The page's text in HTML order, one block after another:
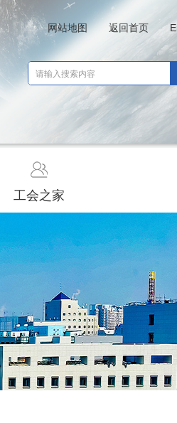
网站地图 返回首页
工会之家